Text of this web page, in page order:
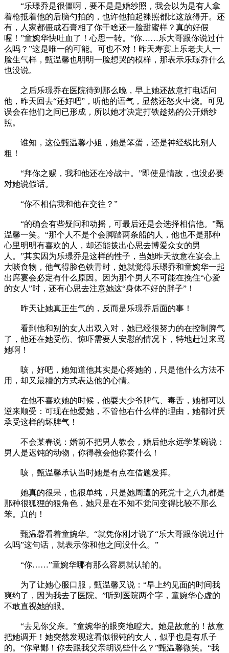
“乐璟乔是很僵啊，要不是是婚纱照，我会以为是有人拿
着枪抵着他的后脑勺拍的，也许他拍起裸照都比这放得开。还
有，人家都僵成石膏相了你干啥还一脸甜蜜样？真的好假
喔！”童婉华快吐血了！心思一转。“你……乐大哥跟你说过什
么吗？”这是唯一的可能。可也不对！昨天寿宴上乐老夫人一
脸生气样，甄温馨也明明一脸想哭的模样，那表示乐璟乔什么
也没说。
之后乐璟乔在医院待到那么晚，早上她还故意打电话问
他，昨天回去“还好吧”，听他的语气，显然还怒火中烧。可见
误会在他们之间已形成，所以她才决定打铁趁热的公开婚纱
照。
谁知，这位甄温馨小姐，她是笨蛋，还是神经线比别人
粗！
“拜你之赐，我和他还在冷战中。”即使是情敌，也没必要
对她说假话。
“你不相信我和他在交往？”
“的确会有些疑问和动摇，可最后还是会选择相信他。”甄
温馨一笑。“那个人不是个会脚踏两条船的人，他也不是那种
心里明明有喜欢的人，却还能拨出心思去博爱众女的男
人。”其实因为乐璟乔是这样的性子，当她昨天故意在宴会上
大啖食物，他气得脸色铁青时，她就觉得乐璟乔和童婉华一起
出席宴会必定有什么原因。因为那个男人不可能在挽住“心爱
的女人”时，还有心思去注意她这“身体不好的胖子”！
昨天让她真正生气的，反而是乐璟乔后面的事！
看到他和别的女人出双入对，她已经很努力的在控制脾气
了，他还在她受伤、惊吓需要人安慰的情况下，特地赶过来骂
她啊！
咳，好吧，她知道他其实是心疼她的，只是他什么方法不
用，却又最糟的方式表达他的心情。
在他不喜欢她的时候，他耍大少爷脾气、毒舌，她都可以
逆来顺受：可现在他爱她，不管他右什么样的理由，她都讨厌
承受这样的坏脾气！
不会某春说：婚前不把男人教会，婚后他永远学某碗说：
男人是迟钝的动物，你得教会他你要什么！
咳，甄温馨承认当时她是有点在借题发挥。
她真的很呆，也很单纯，只是她周遭的死党十之八九都是
那种很狐狸的狠角色，她只是在不知不觉问变得比较不那么
笨。真的！
甄温馨看着童婉华。“就凭你刚才说了“乐大哥跟你说过什
么吗”这句话，就表示你和他之间没什么。”
“你……”童婉华哪有那么容易就认输的。
为了让她心服口服，甄温馨又说：“早上约见面的时间我
爽约了，因为我去了医院。”听到医院两个字，童婉华心虚的
不敢直视她的眼。
“去见你父亲。”童婉华的眼突地瞪大。她是故意的！故意
把她调开！她突然发现这看似很钝的女人，似乎也是有爪子
的。“你卑鄙！你去跟我父亲胡说些什么？”甄温馨微笑。“我